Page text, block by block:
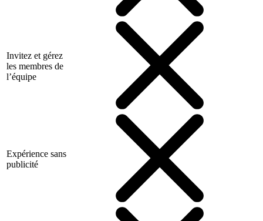
Invitez et gérez
les membres de
l’équipe
Expérience sans
publicité